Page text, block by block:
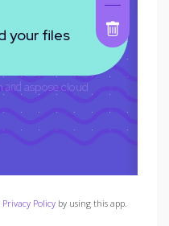
Privacy Policyby using this app.